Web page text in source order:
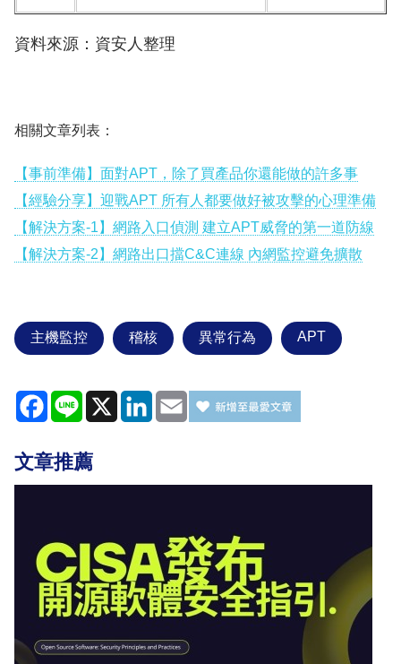
資料來源：資安人整理
相關文章列表：
【事前準備】面對APT，除了買產品你還能做的許多事
【經驗分享】迎戰APT 所有人都要做好被攻擊的心理準備
【解決方案-1】網路入口偵測 建立APT威脅的第一道防線
【解決方案-2】網路出口擋C&C連線 內網監控避免擴散
主機監控 稽核 異常行為 APT
Facebook
Line X LinkedIn
Email
文章推薦